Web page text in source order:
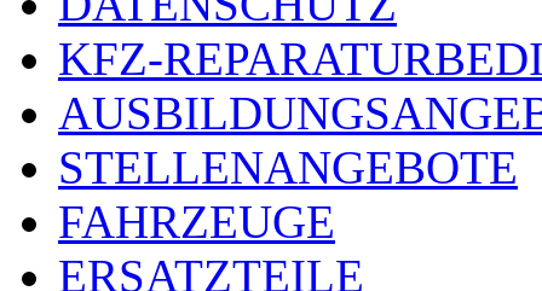
KFZ-
STELLENANGEBOTE
FAHRZEUGE
ERSATZTEILE